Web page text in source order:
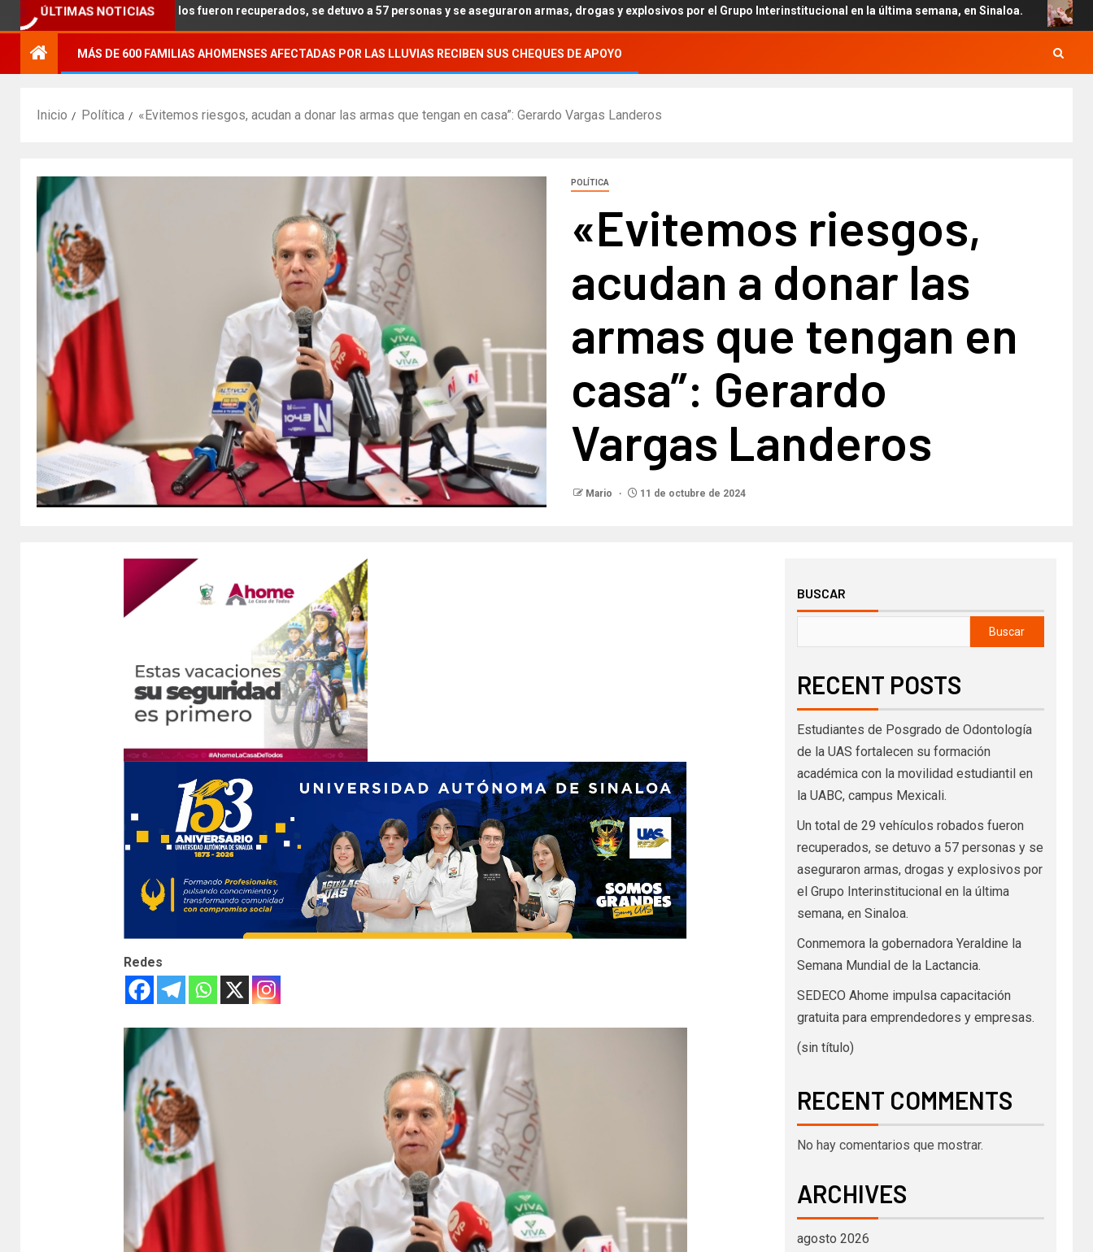
ÚLTIMAS NOTICIAS
vehículos robados fueron recuperados, se detuvo a 57 personas y se aseguraron armas, drogas y explosivos por el Grupo Interinstitucional en la última semana, en Sinaloa. Conmemora la
MÁS DE 600 FAMILIAS AHOMENSES AFECTADAS POR LAS LLUVIAS RECIBEN SUS CHEQUES DE APOYO
Inicio Política «Evitemos riesgos, acudan a donar las armas que tengan en casa”: Gerardo Vargas Landeros
POLÍTICA
«Evitemos riesgos,
acudan a donar las
armas que tengan en
casa”: Gerardo
Vargas Landeros
Mario 11 de octubre de 2024
Redes
BUSCAR
Buscar
RECENT POSTS
Estudiantes de Posgrado de Odontología
de la UAS fortalecen su formación
académica con la movilidad estudiantil en
la UABC, campus Mexicali.
Un total de 29 vehículos robados fueron
recuperados, se detuvo a 57 personas y se
aseguraron armas, drogas y explosivos por
el Grupo Interinstitucional en la última
semana, en Sinaloa.
Conmemora la gobernadora Yeraldine la
Semana Mundial de la Lactancia.
SEDECO Ahome impulsa capacitación
gratuita para emprendedores y empresas.
(sin título)
RECENT COMMENTS
No hay comentarios que mostrar.
ARCHIVES
agosto 2026